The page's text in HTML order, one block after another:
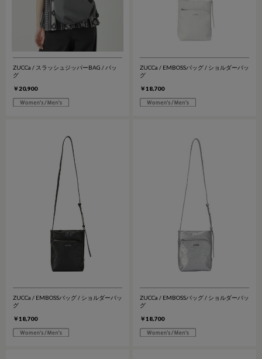
ZUCCa / スラッシュジッパーBAG / バッ
グ
￥20,900
ZUCCa / EMBOSSバッグ / ショルダーバッ
グ
￥18,700
ZUCCa / EMBOSSバッグ / ショルダーバッ
グ
￥18,700
ZUCCa / EMBOSSバッグ / ショルダーバッ
グ
￥18,700